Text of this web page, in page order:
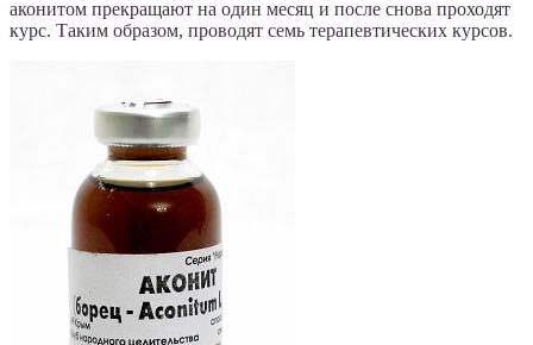
аконитом прекращают на один месяц и после снова проходят
курс. Таким образом, проводят семь терапевтических курсов.